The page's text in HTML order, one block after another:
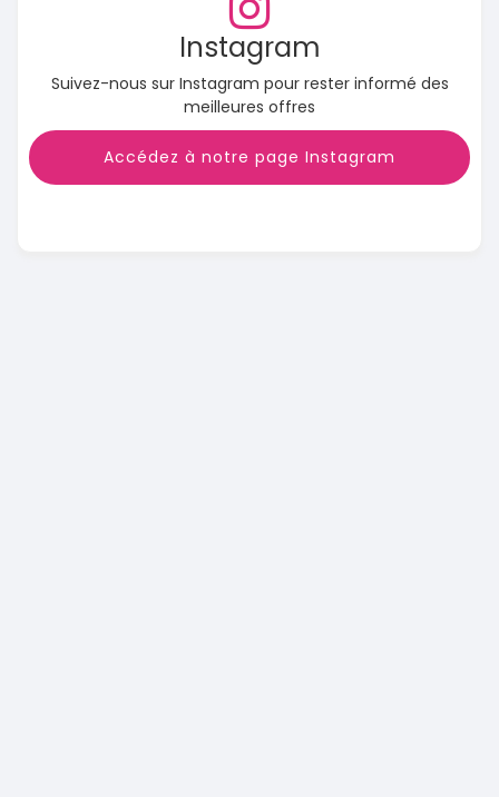
Instagram
Suivez-nous sur Instagram pour rester informé des
meilleures offres
Accédez à notre page Instagram